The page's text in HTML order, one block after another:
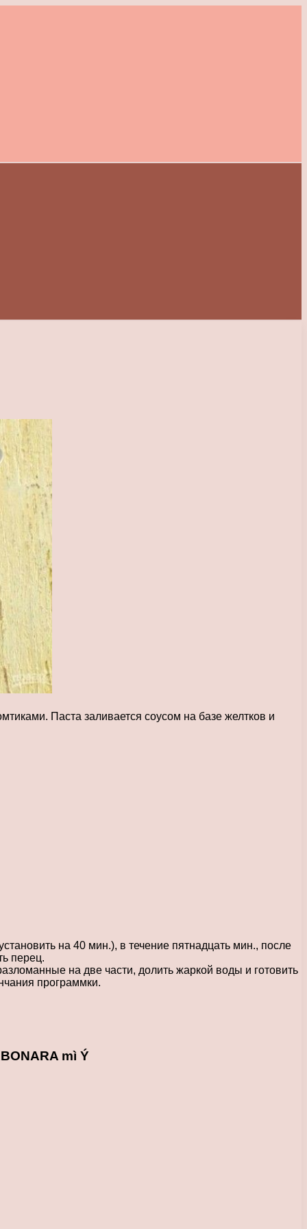
Паста заливается соусом на базе желтков и
на 40 мин.), в течение пятнадцать мин., после
перец.
на две части, долить жаркой воды и готовить
программки.
mì Ý